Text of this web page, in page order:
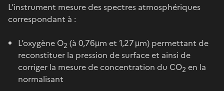
L’instrument mesure des spectres atmosphériques
correspondant à :
L’oxygène O2 (à 0,76µm et 1,27 µm) permettant de
reconstituer la pression de surface et ainsi de
corriger la mesure de concentration du CO2 en la
normalisant